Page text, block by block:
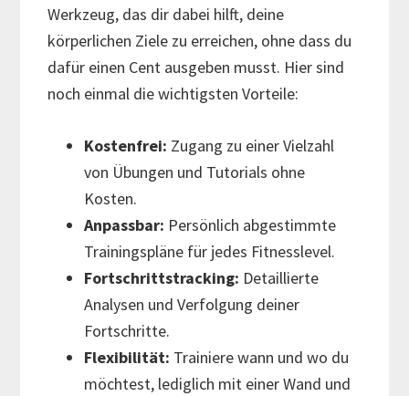
Werkzeug, das dir dabei hilft, deine
körperlichen Ziele zu erreichen, ohne dass du
dafür einen Cent ausgeben musst. Hier sind
noch einmal die wichtigsten Vorteile:
Kostenfrei: Zugang zu einer Vielzahl
von Übungen und Tutorials ohne
Kosten.
Anpassbar: Persönlich abgestimmte
Trainingspläne für jedes Fitnesslevel.
Fortschrittstracking: Detaillierte
Analysen und Verfolgung deiner
Fortschritte.
Flexibilität: Trainiere wann und wo du
möchtest, lediglich mit einer Wand und